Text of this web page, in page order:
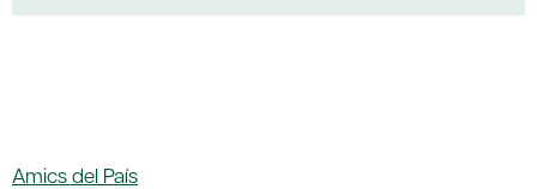
Amics del País